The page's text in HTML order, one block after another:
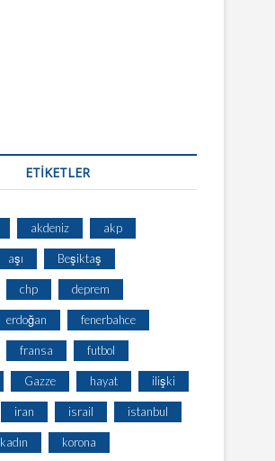
ETİKETLER
akdeniz akp
aşı Beşiktaş
chp deprem
erdoğan fenerbahce
fransa futbol
Gazze hayat ilişki
iran israil istanbul
kadın korona